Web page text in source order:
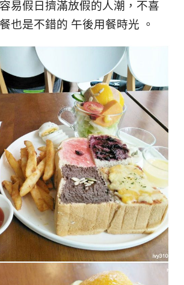
易假日擠滿放假的人潮，不喜
也是不錯的 午後用餐時光 。